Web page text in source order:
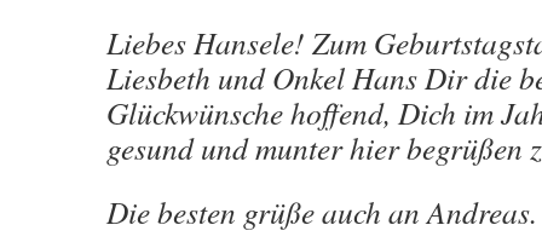
Liebes Hansele! Zum
Liesbeth und Onkel Hans Dir die
Glückwünsche hoffend, Dich im
gesund und munter hier begrüßen
Die besten grüße auch an